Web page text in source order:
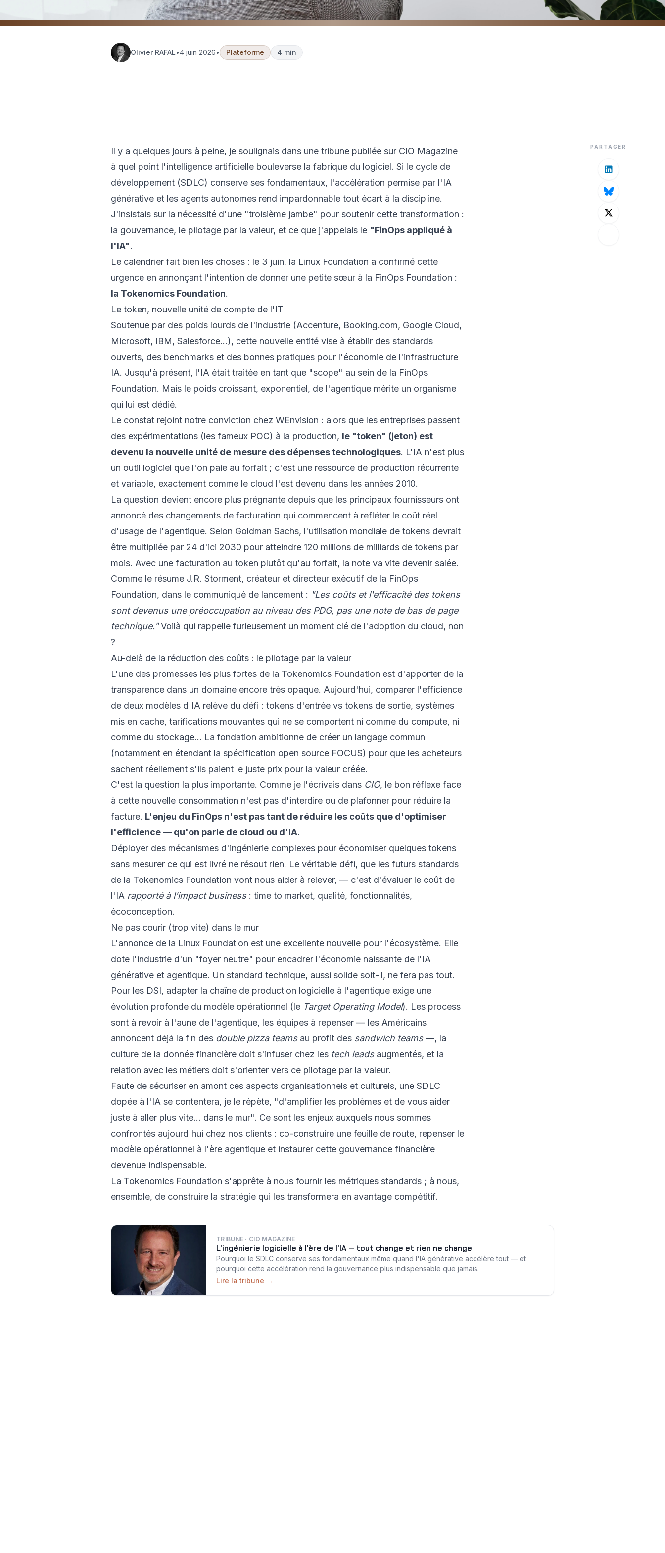
Olivier RAFAL•4 juin 2026• Plateforme 4 min
PARTAGER
Il y a quelques jours à peine, je soulignais dans une tribune publiée sur CIO Magazine
à quel point l'intelligence artificielle bouleverse la fabrique du logiciel. Si le cycle de
développement (SDLC) conserve ses fondamentaux, l'accélération permise par l'IA
générative et les agents autonomes rend impardonnable tout écart à la discipline.
J'insistais sur la nécessité d'une "troisième jambe" pour soutenir cette transformation :
la gouvernance, le pilotage par la valeur, et ce que j'appelais le "FinOps appliqué à
l'IA".
Le calendrier fait bien les choses : le 3 juin, la Linux Foundation a confirmé cette
urgence en annonçant l'intention de donner une petite sœur à la FinOps Foundation :
la Tokenomics Foundation.
Le token, nouvelle unité de compte de l'IT
Soutenue par des poids lourds de l'industrie (Accenture, Booking.com, Google Cloud,
Microsoft, IBM, Salesforce…), cette nouvelle entité vise à établir des standards
ouverts, des benchmarks et des bonnes pratiques pour l'économie de l'infrastructure
IA. Jusqu'à présent, l'IA était traitée en tant que "scope" au sein de la FinOps
Foundation. Mais le poids croissant, exponentiel, de l'agentique mérite un organisme
qui lui est dédié.
Le constat rejoint notre conviction chez WEnvision : alors que les entreprises passent
des expérimentations (les fameux POC) à la production, le "token" (jeton) est
devenu la nouvelle unité de mesure des dépenses technologiques. L'IA n'est plus
un outil logiciel que l'on paie au forfait ; c'est une ressource de production récurrente
et variable, exactement comme le cloud l'est devenu dans les années 2010.
La question devient encore plus prégnante depuis que les principaux fournisseurs ont
annoncé des changements de facturation qui commencent à refléter le coût réel
d'usage de l'agentique. Selon Goldman Sachs, l'utilisation mondiale de tokens devrait
être multipliée par 24 d'ici 2030 pour atteindre 120 millions de milliards de tokens par
mois. Avec une facturation au token plutôt qu'au forfait, la note va vite devenir salée.
Comme le résume J.R. Storment, créateur et directeur exécutif de la FinOps
Foundation, dans le communiqué de lancement : "Les coûts et l'efficacité des tokens
sont devenus une préoccupation au niveau des PDG, pas une note de bas de page
technique."Voilà qui rappelle furieusement un moment clé de l'adoption du cloud, non
?
Au-delà de la réduction des coûts : le pilotage par la valeur
L'une des promesses les plus fortes de la Tokenomics Foundation est d'apporter de la
transparence dans un domaine encore très opaque. Aujourd'hui, comparer l'efficience
de deux modèles d'IA relève du défi : tokens d'entrée vs tokens de sortie, systèmes
mis en cache, tarifications mouvantes qui ne se comportent ni comme du compute, ni
comme du stockage… La fondation ambitionne de créer un langage commun
(notamment en étendant la spécification open source FOCUS) pour que les acheteurs
sachent réellement s'ils paient le juste prix pour la valeur créée.
C'est la question la plus importante. Comme je l'écrivais dans CIO, le bon réflexe face
à cette nouvelle consommation n'est pas d'interdire ou de plafonner pour réduire la
facture. L'enjeu du FinOps n'est pas tant de réduire les coûts que d'optimiser
l'efficience — qu'on parle de cloud ou d'IA.
Déployer des mécanismes d'ingénierie complexes pour économiser quelques tokens
sans mesurer ce qui est livré ne résout rien. Le véritable défi, que les futurs standards
de la Tokenomics Foundation vont nous aider à relever, — c'est d'évaluer le coût de
l'IA rapporté à l'impact business: time to market, qualité, fonctionnalités,
écoconception.
Ne pas courir (trop vite) dans le mur
L'annonce de la Linux Foundation est une excellente nouvelle pour l'écosystème. Elle
dote l'industrie d'un "foyer neutre" pour encadrer l'économie naissante de l'IA
générative et agentique. Un standard technique, aussi solide soit-il, ne fera pas tout.
Pour les DSI, adapter la chaîne de production logicielle à l'agentique exige une
évolution profonde du modèle opérationnel (le Target Operating Model). Les process
sont à revoir à l'aune de l'agentique, les équipes à repenser — les Américains
annoncent déjà la fin des double pizza teamsau profit des sandwich teams—, la
culture de la donnée financière doit s'infuser chez les tech leadsaugmentés, et la
relation avec les métiers doit s'orienter vers ce pilotage par la valeur.
Faute de sécuriser en amont ces aspects organisationnels et culturels, une SDLC
dopée à l'IA se contentera, je le répète, "d'amplifier les problèmes et de vous aider
juste à aller plus vite… dans le mur". Ce sont les enjeux auxquels nous sommes
confrontés aujourd'hui chez nos clients : co-construire une feuille de route, repenser le
modèle opérationnel à l'ère agentique et instaurer cette gouvernance financière
devenue indispensable.
La Tokenomics Foundation s'apprête à nous fournir les métriques standards ; à nous,
ensemble, de construire la stratégie qui les transformera en avantage compétitif.
TRIBUNE · CIO MAGAZINE
L'ingénierie logicielle à l'ère de l'IA — tout change et rien ne change
Pourquoi le SDLC conserve ses fondamentaux même quand l'IA générative accélère tout — et
pourquoi cette accélération rend la gouvernance plus indispensable que jamais.
Lire la tribune →